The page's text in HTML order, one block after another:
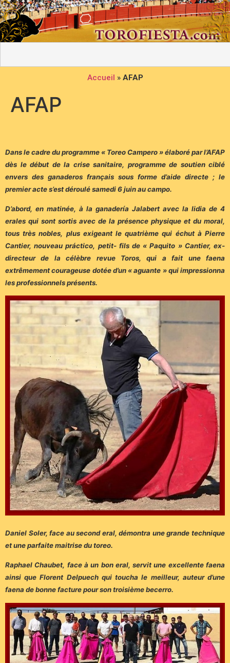
Accueil » AFAP
AFAP
Dans le cadre du programme « Toreo Campero » élaboré par l’AFAP
dès le début de la crise sanitaire, programme de soutien ciblé
envers des ganaderos français sous forme d’aide directe ; le
premier acte s’est déroulé samedi 6 juin au campo.
D’abord, en matinée, à la ganadería Jalabert avec la lidia de 4
erales qui sont sortis avec de la présence physique et du moral,
tous très nobles, plus exigeant le quatrième qui échut à Pierre
Cantier, nouveau práctico, petit- fils de « Paquito » Cantier, ex-
directeur de la célèbre revue Toros, qui a fait une faena
extrêmement courageuse dotée d’un « aguante » qui impressionna
les professionnels présents.
Daniel Soler, face au second eral, démontra une grande technique
et une parfaite maitrise du toreo.
Raphael Chaubet, face à un bon eral, servit une excellente faena
ainsi que Florent Delpuech qui toucha le meilleur, auteur d’une
faena de bonne facture pour son troisième becerro.